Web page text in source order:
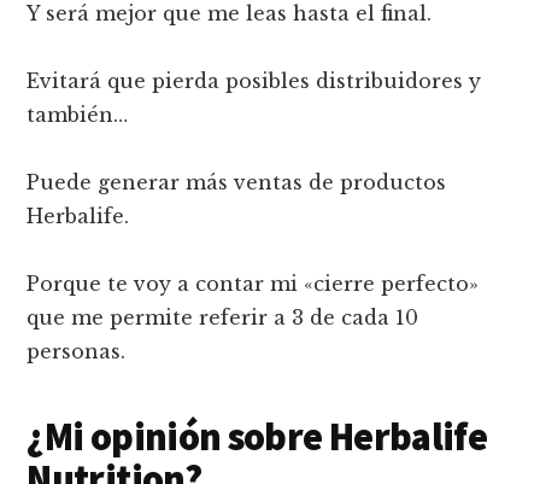
Y será mejor que me leas hasta el final.
Evitará que pierda posibles distribuidores y
también…
Puede generar más ventas de productos
Herbalife.
Porque te voy a contar mi «cierre perfecto»
que me permite referir a 3 de cada 10
personas.
¿Mi opinión sobre Herbalife